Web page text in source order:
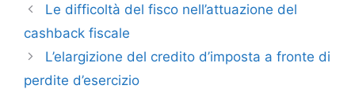
Le difficoltà del fisco nell’attuazione del
cashback fiscale
L’elargizione del credito d’imposta a fronte di
perdite d’esercizio